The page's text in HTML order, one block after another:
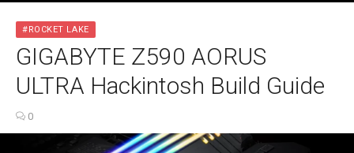
#ROCKET LAKE
GIGABYTE Z590 AORUS
ULTRA Hackintosh Build Guide
0